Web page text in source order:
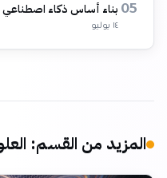
05 بناء أساس ذكاء اصطناعي
١٤ يوليو
المزيد من القسم: